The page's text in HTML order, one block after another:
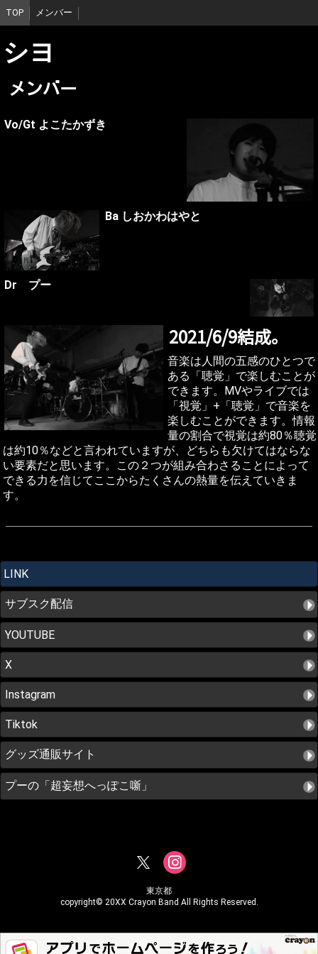
TOP メンバー
シヨ
メンバー
Vo/Gt よこたかずき
Ba しおかわはやと
Dr プー
2021/6/9結成。
音楽は人間の五感のひとつで
ある「聴覚」で楽しむことが
できます。MVやライブでは
「視覚」+「聴覚」で音楽を
楽しむことができます。情報
量の割合で視覚は約80％聴覚
は約10％などと言われていますが、どちらも欠けてはならな
い要素だと思います。この２つが組み合わさることによって
できる力を信じてここからたくさんの熱量を伝えていきま
す。
LINK
サブスク配信
YOUTUBE
X
Instagram
Tiktok
グッズ通販サイト
プーの「超妄想へっぽこ噺」
東京都
copyright© 20XX Crayon Band All Rights Reserved.